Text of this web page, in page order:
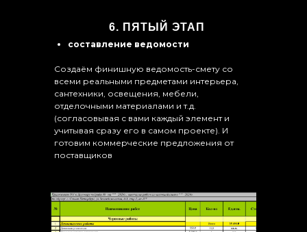
составление ведомости
Создаём финишную ведомость-смету со
всеми реальными предметами интерьера,
сантехники, освещения, мебели,
отделочными материалами и т.д.
(согласовывая с вами каждый элемент и
учитывая сразу его в самом проекте). И
готовим коммерческие предложения от
поставщиков
6. ПЯТЫЙ ЭТАП